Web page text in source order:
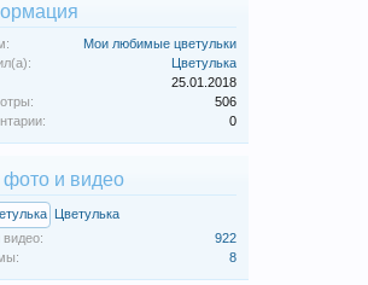
Мои любимые цветульки
Цветулька
25.01.2018
506
0
и видео
Цветулька
922
8